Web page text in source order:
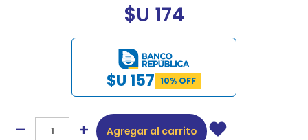
$U 174
$U 157 10% OFF
Agregar al carrito